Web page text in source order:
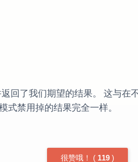
回了我们期望的结果。 这与在
式禁用掉的结果完全一样。
很赞哦！ ( 119 )